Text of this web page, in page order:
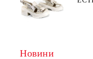
Новини